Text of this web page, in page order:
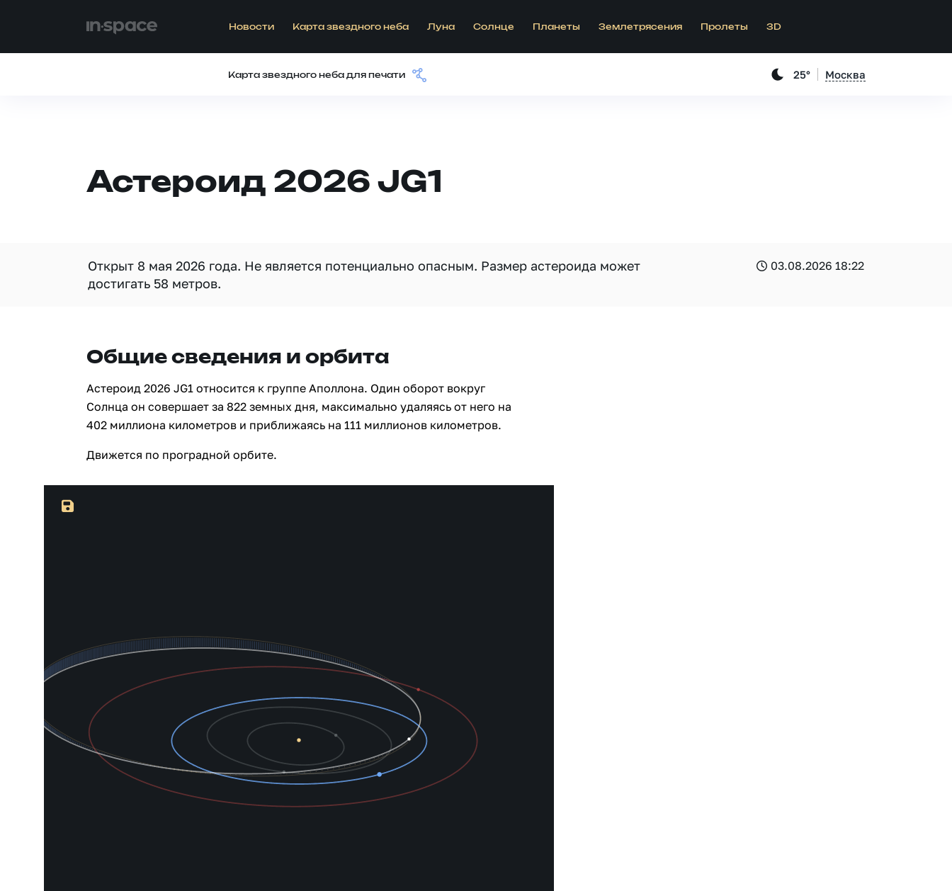
Новости Карта звездного неба Луна Солнце Планеты Землетрясения Пролеты 3D
Карта звездного неба для печати 25° Москва
Астероид 2026 JG1
Открыт 8 мая 2026 года. Не является потенциально опасным. Размер астероида может
достигать 58 метров.
03.08.2026 18:22
Общие сведения и орбита
Астероид 2026 JG1 относится к группе Аполлона. Один оборот вокруг
Солнца он совершает за 822 земных дня, максимально удаляясь от него на
402 миллиона километров и приближаясь на 111 миллионов километров.
Движется по проградной орбите.